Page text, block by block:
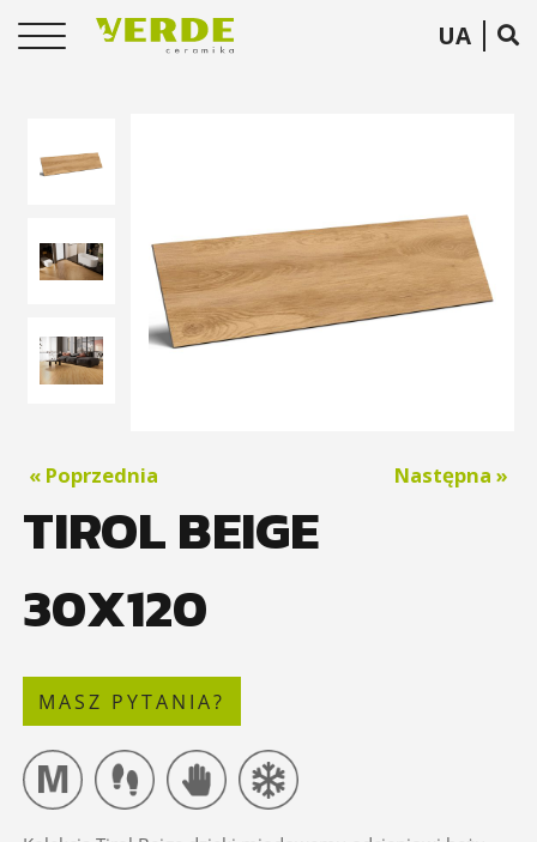
UA
« Poprzednia Następna »
TIROL BEIGE
30X120
MASZ PYTANIA?